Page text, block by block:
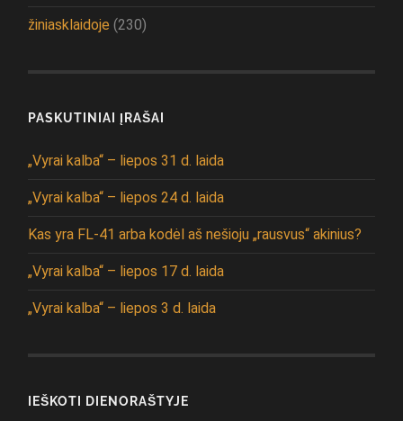
žiniasklaidoje (230)
PASKUTINIAI ĮRAŠAI
„Vyrai kalba“ – liepos 31 d. laida
„Vyrai kalba“ – liepos 24 d. laida
Kas yra FL-41 arba kodėl aš nešioju „rausvus“ akinius?
„Vyrai kalba“ – liepos 17 d. laida
„Vyrai kalba“ – liepos 3 d. laida
IEŠKOTI DIENORAŠTYJE